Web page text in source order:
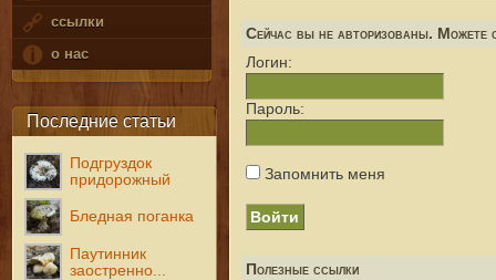
ссылки
о нас
Последние статьи
Подгруздок
придорожный
Бледная поганка
Паутинник
заостренно...
Сейчас вы не авторизованы. Можете
Логин:
Пароль:
Запомнить меня
Полезные ссылки